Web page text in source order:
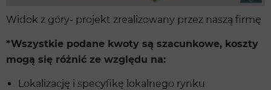
Widok z góry- projekt zrealizowany przez naszą firmę
*Wszystkie podane kwoty są szacunkowe, koszty
mogą się różnić ze względu na:
Lokalizację i specyfikę lokalnego rynku